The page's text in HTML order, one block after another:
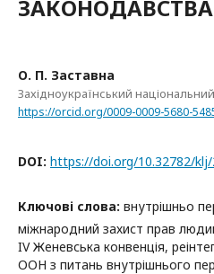
ЗАКОНОДАВСТВА
О. П. Заставна
Західноукраїнський
https://orcid.org/0009-0009-5680-
DOI: https://doi.org/10.32782/klj/
Ключові слова: внутрішньо
міжнародний захист прав
IV Женевська конвенція,
ООН з питань внутрішнього